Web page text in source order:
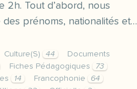
2h. Tout d’abord, nous
prénoms, nationalités et…
Culture(S) 44
Documents
Fiches Pédagogiques
73
14 Francophonie
64